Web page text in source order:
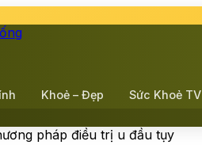
Khoẻ – Đẹp Sức Khoẻ TV
pháp điều trị u đầu tụy